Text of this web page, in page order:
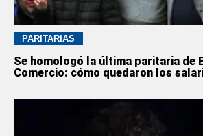
PARITARIAS
Se homologó la última paritaria de
Comercio: cómo quedaron los